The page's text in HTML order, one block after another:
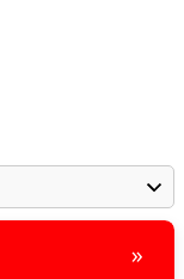
»